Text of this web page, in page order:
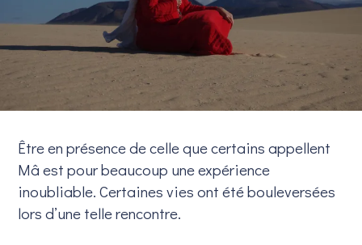
Être en présence de celle que certains appellent
Mâ est pour beaucoup une expérience
inoubliable. Certaines vies ont été bouleversées
lors d’une telle rencontre.